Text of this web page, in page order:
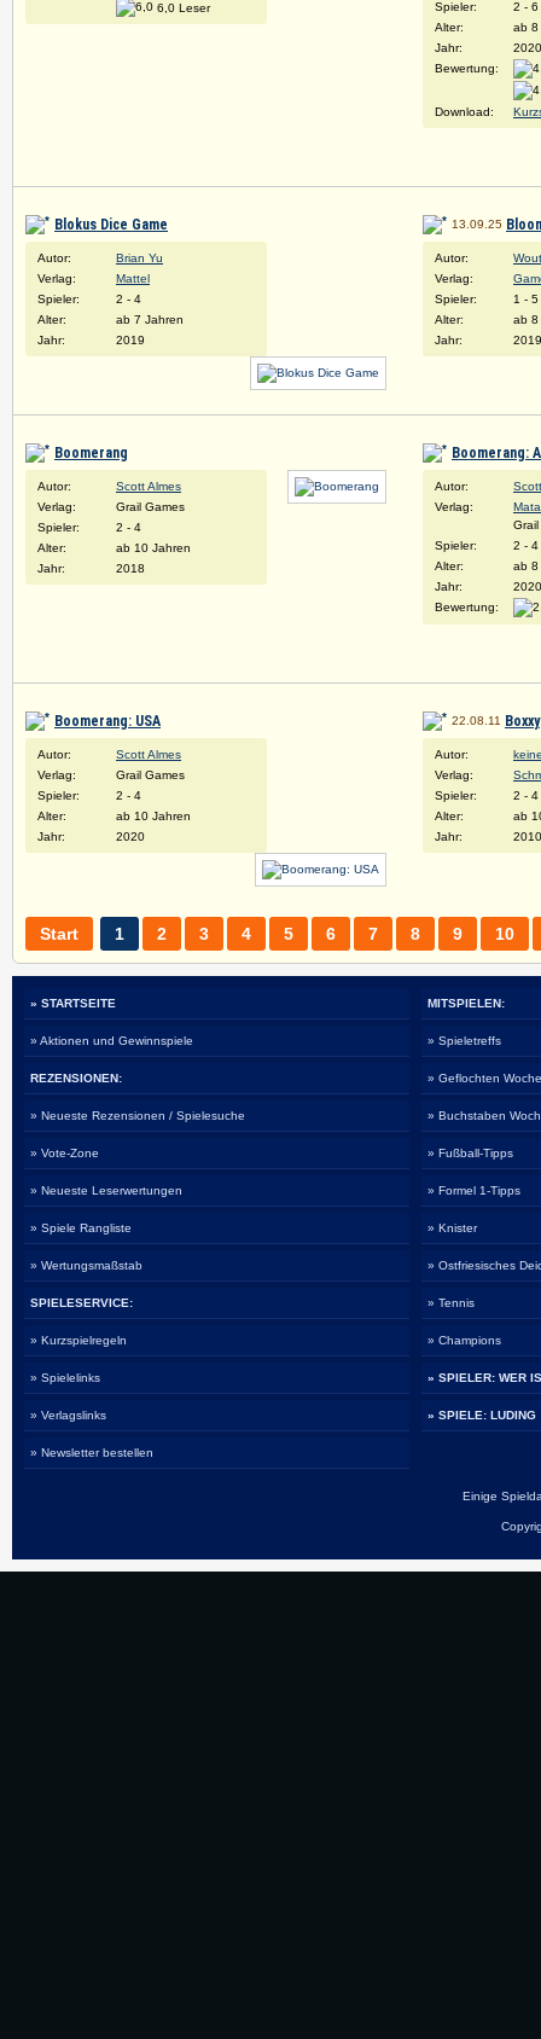
6,0 Leser Spieler:
2 - 6
Alter:
ab 8
Jahr:
2020
Bewertung:
Download:
Blokus Dice Game
Autor:
Brian Yu
Verlag:
Mattel
Spieler:
2 - 4
Alter:
ab 7 Jahren
Jahr:
2019
13.09.25
Autor:
Verlag:
Spieler:
1 - 5
Alter:
ab 8
Jahr:
2019
Boomerang
Autor:
Scott Almes
Verlag:
Grail Games
Spieler:
2 - 4
Alter:
ab 10 Jahren
Jahr:
2018
Boomerang:
Autor:
Verlag:
Spieler:
2 - 4
Alter:
ab 8
Jahr:
2020
Bewertung:
Boomerang: USA
Autor:
Scott Almes
Verlag:
Grail Games
Spieler:
2 - 4
Alter:
ab 10 Jahren
Jahr:
2020
22.08.11 Boxxy
Autor:
Verlag:
Spieler:
2 - 4
Alter:
ab
Jahr:
2010
Start 1 2 3 4 5 6 7 8 9 10
» STARTSEITE
» Aktionen und Gewinnspiele
REZENSIONEN:
» Neueste Rezensionen / Spielesuche
» Vote-Zone
» Neueste Leserwertungen
» Spiele Rangliste
» Wertungsmaßstab
SPIELESERVICE:
» Kurzspielregeln
» Spielelinks
» Verlagslinks
» Newsletter bestellen
MITSPIELEN:
» Spieletreffs
» Geflochten
» Buchstaben
» Fußball-Tipps
» Formel 1-Tipps
» Knister
» Ostfriesisches
» Tennis
» Champions
» SPIELER: WER
» SPIELE: LUDING
Einige